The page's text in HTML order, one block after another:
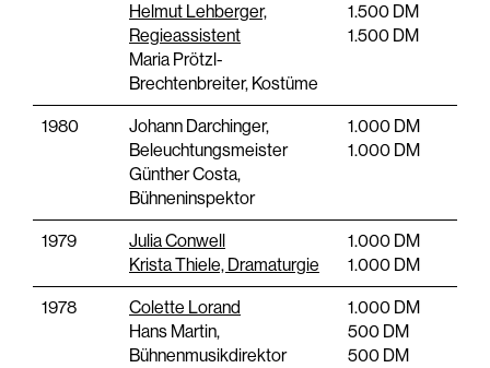
Helmut Lehberger,
Regieassistent
Maria Prötzl-
Brechtenbreiter, Kostüme
1.500 DM
1.500 DM
1980
Johann Darchinger,
Beleuchtungsmeister
Günther Costa,
Bühneninspektor
1.000 DM
1.000 DM
1979
Julia Conwell
Krista Thiele, Dramaturgie
1.000 DM
1.000 DM
1978
Colette Lorand
Hans Martin,
Bühnenmusikdirektor
1.000 DM
500 DM
500 DM